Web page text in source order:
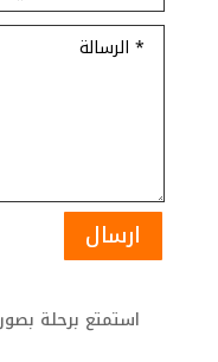
ارسال
استمتع برحلة